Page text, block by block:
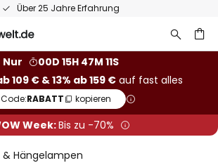
Über 25 Jahre Erfahrung
Nur
00D 15H 47M 10S
109 € & 13% ab 159 €auf fast alles
Code:RABATT kopieren
Week:Bis zu -70%
Hängelampen